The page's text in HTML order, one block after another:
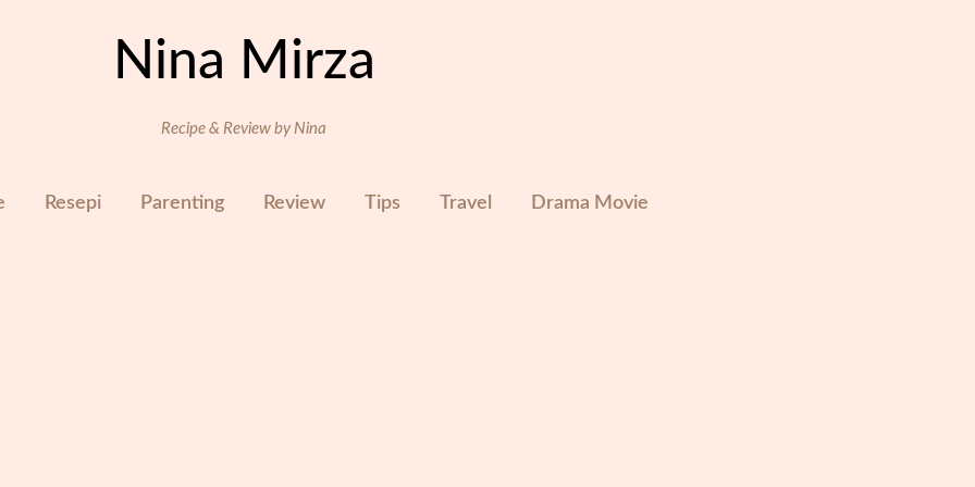
Nina Mirza
Recipe & Review by Nina
Resepi Parenting Review Tips Travel Drama Movie